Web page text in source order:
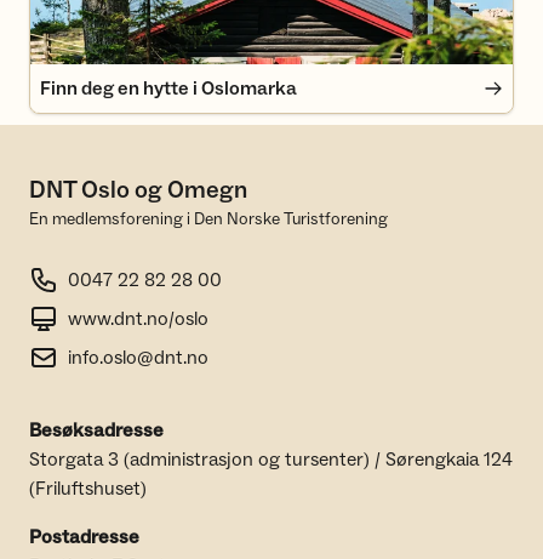
Finn deg en hytte i Oslomarka
DNT Oslo og Omegn
En medlemsforening i Den Norske Turistforening
0047 22 82 28 00
www.dnt.no/oslo
info.oslo@dnt.no
Besøksadresse
Storgata 3 (administrasjon og tursenter) / Sørengkaia 124
(Friluftshuset)
Postadresse